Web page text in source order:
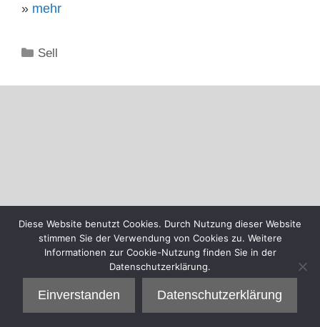
» mehr
Kategorien
Sell
Diese Website benutzt Cookies. Durch Nutzung dieser Website
stimmen Sie der Verwendung von Cookies zu. Weitere
Informationen zur Cookie-Nutzung finden Sie in der
Datenschutzerklärung.
Einverstanden Datenschutzerklärung